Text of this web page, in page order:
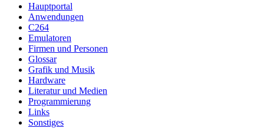
Hauptportal
Anwendungen
C264
Emulatoren
Firmen und Personen
Glossar
Grafik und Musik
Hardware
Literatur und Medien
Programmierung
Links
Sonstiges